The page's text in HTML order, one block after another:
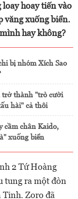
hoay tiến vào
văng xuống biển.
hay không?
bị nhóm Xích Sao
trở thành "trò cười
hài" cả thôi
cầm chân Kaido,
xuống biển
2 Tứ Hoàng
tung ra một đòn
Tinh. Zoro đã